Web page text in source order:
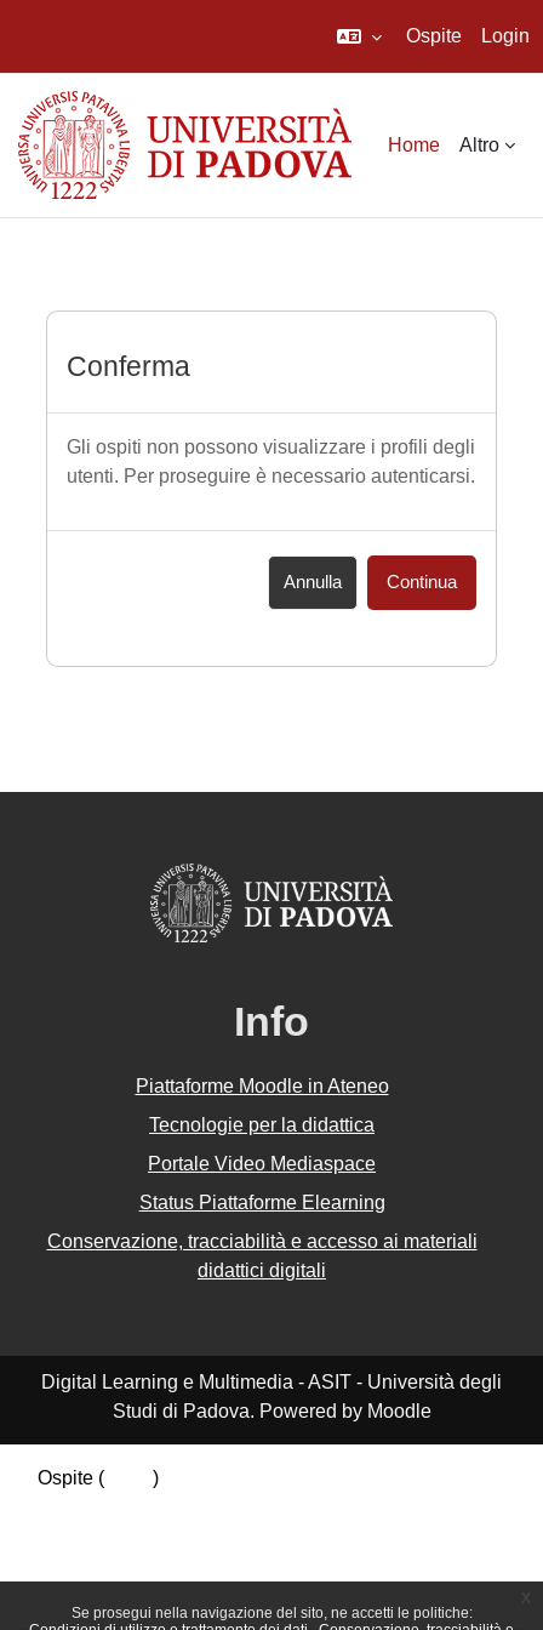
Se prosegui nella navigazione del sito, ne accetti le politiche:
Ospite Login
Home Altro
Conferma
Gli ospiti non possono visualizzare i profili degli
utenti. Per proseguire è necessario autenticarsi.
Annulla Continua
Info
Piattaforme Moodle in Ateneo
Tecnologie per la didattica
Portale Video Mediaspace
Status Piattaforme Elearning
Conservazione, tracciabilità e accesso ai materiali
didattici digitali
Digital Learning e Multimedia - ASIT - Università degli
Studi di Padova. Powered by Moodle
Ospite (
)